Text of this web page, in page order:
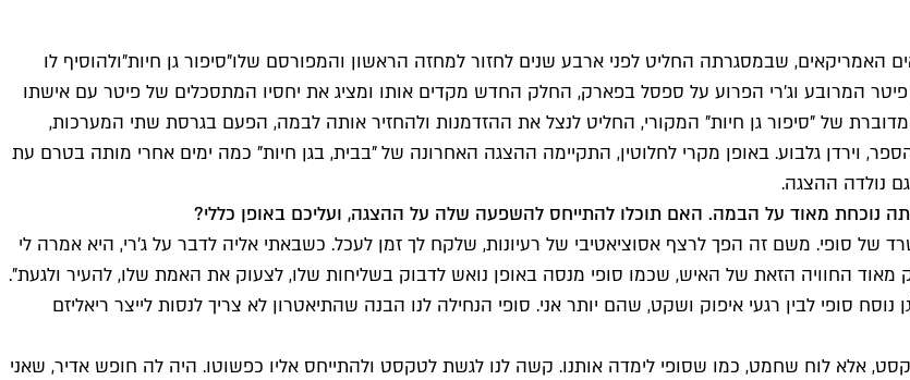
האמריקאים, שבמסגרתה החליט לפני ארבע שנים לחזור למחזה הראשון והמפורסם שלו"סיפור גן חיות"ולהוסיף לו
המרובע וג'רי הפרוע על ספסל בפארק, החלק החדש מקדים אותו ומציג את יחסיו המתסכלים של פיטר עם אישתו
של "סיפור גן חיות" המקורי, החליט לנצל את ההזדמנות ולהחזיר אותה לבמה, הפעם בגרסת שתי המערכות,
וירדן גלבוע. באופן מקרי לחלוטין, התקיימה ההצגה האחרונה של "בבית, בגן חיות" כמה ימים אחרי מותה בטרם עת
נולדה ההצגה.
נוכחת מאוד על הבמה. האם תוכלו להתייחס להשפעה שלה על ההצגה, ועליכם באופן כללי?
של סופי. משם זה הפך לרצף אסוציאטיבי של רעיונות, שלקח לך זמן לעכל. כשבאתי אליה לדבר על ג'רי, היא אמרה לי
מאוד החוויה הזאת של האיש, שכמו סופי מנסה באופן נואש לדבוק בשליחות שלו, לצעוק את האמת שלו, להעיר ולגעת".
סופי לבין רגעי איפוק ושקט, שהם יותר אני. סופי הנחילה לנו הבנה שהתיאטרון לא צריך לנסות לייצר ריאליזם
אלא לוח שחמט, כמו שסופי לימדה אותנו. קשה לנו לגשת לטקסט ולהתייחס אליו כפשוטו. היה לה חופש אדיר, שאני